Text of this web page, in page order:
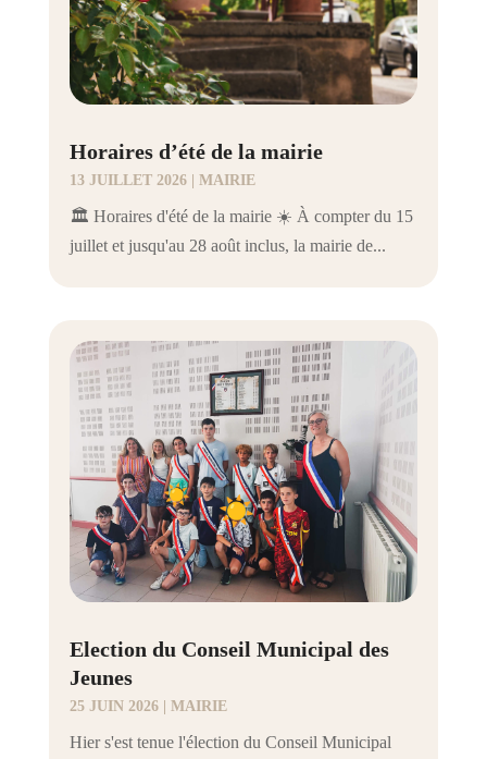
Horaires d’été de la mairie
13 JUILLET 2026| MAIRIE
🏛️ Horaires d'été de la mairie ☀️ À compter du 15
juillet et jusqu'au 28 août inclus, la mairie de...
Election du Conseil Municipal des
Jeunes
25 JUIN 2026| MAIRIE
Hier s'est tenue l'élection du Conseil Municipal